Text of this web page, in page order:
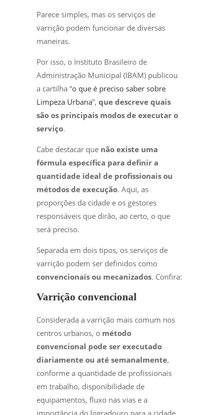
Parece simples, mas os serviços de
varrição podem funcionar de diversas
maneiras.
Por isso, o Instituto Brasileiro de
Administração Municipal (IBAM) publicou
a cartilha “o que é preciso saber sobre
Limpeza Urbana”, que descreve quais
são os principais modos de executar o
serviço.
Cabe destacar que não existe uma
fórmula específica para definir a
quantidade ideal de profissionais ou
métodos de execução. Aqui, as
proporções da cidade e os gestores
responsáveis que dirão, ao certo, o que
será preciso.
Separada em dois tipos, os serviços de
varrição podem ser definidos como
convencionais ou mecanizados. Confira:
Varrição convencional
Considerada a varrição mais comum nos
centros urbanos, o método
convencional pode ser executado
diariamente ou até semanalmente,
conforme a quantidade de profissionais
em trabalho, disponibilidade de
equipamentos, fluxo nas vias e a
importância do logradouro para a cidade.